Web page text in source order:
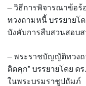
– วิธีการพิจารณาข้อร้
ทวงถามหนี้ บรรยายโ
บังคับการสืบสวนสอบ
– พระราชบัญญัติทวงถ
ติดคุก” บรรยายโดย ด
ในพระบรมราชูปถัมภ์